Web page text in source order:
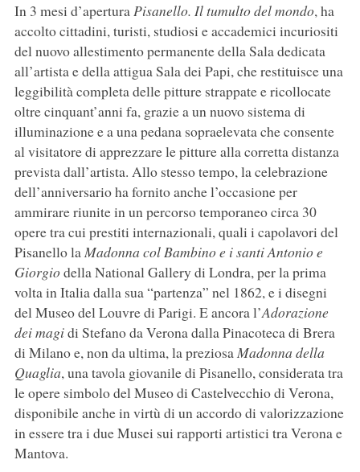
In 3 mesi d’aperturaPisanello. Il tumulto del mondo, ha
accolto cittadini, turisti, studiosi e accademici incuriositi
del nuovo allestimento permanente della Sala dedicata
all’artista e della attigua Sala dei Papi, che restituisce una
leggibilità completa delle pitture strappate e ricollocate
oltre cinquant’anni fa, grazie a un nuovo sistema di
illuminazione e a una pedana sopraelevata che consente
al visitatore di apprezzare le pitture alla corretta distanza
prevista dall’artista. Allo stesso tempo, la celebrazione
dell’anniversario ha fornito anche l’occasione per
ammirare riunite in un percorso temporaneo circa 30
opere tra cui prestiti internazionali, quali i capolavori del
Pisanello laMadonna col Bambino e i santi Antonio e
Giorgiodella National Gallery di Londra, per la prima
volta in Italia dalla sua “partenza” nel 1862, e i disegni
del Museo del Louvre di Parigi. E ancora l’Adorazione
dei magidi Stefano da Verona dalla Pinacoteca di Brera
di Milano e, non da ultima, la preziosaMadonna della
Quaglia, una tavola giovanile di Pisanello, considerata tra
le opere simbolo del Museo di Castelvecchio di Verona,
disponibile anche in virtù di un accordo di valorizzazione
in essere tra i due Musei sui rapporti artistici tra Verona e
Mantova.